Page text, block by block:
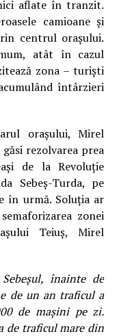
aflate în tranzit.
camioane şi
centrul oraşului.
atât în cazul
zona – turiști
întârzieri
orașului, Mirel
rezolvarea prea
de la Revoluție
Sebeș-Turda, pe
în urmă. Soluția ar
zonei
Teiuș, Mirel
înainte de
de un an traficul a
de mașini pe zi.
de traficul mare din